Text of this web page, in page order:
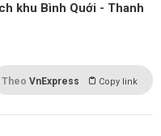
khu Bình Quới - Thanh
Theo VnExpress Copy link